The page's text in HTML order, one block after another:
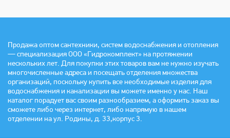
Продажа оптом сантехники, систем водоснабжения и отопления
— специализация ООО «Гидрокомплект» на протяжении
нескольких лет. Для покупки этих товаров вам не нужно изучать
многочисленные адреса и посещать отделения множества
организаций, поскольку купить все необходимые изделия для
водоснабжения и канализации вы можете именно у нас. Наш
каталог порадует вас своим разнообразием, а оформить заказ вы
сможете либо через интернет, либо напрямую в нашем
отделении на ул. Родины, д. 33,корпус 3.